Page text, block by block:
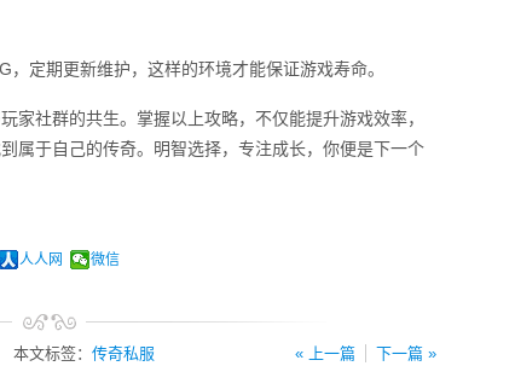
定期更新维护，这样的环境才能保证游戏寿命。
家社群的共生。掌握以上攻略，不仅能提升游戏效率，
属于自己的传奇。明智选择，专注成长，你便是下一个
人人网 微信
« 上一篇 下一篇 »
本文标签： 传奇私服